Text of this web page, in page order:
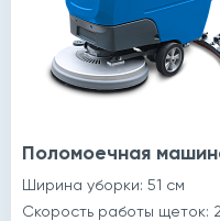
Поломоечная
Ширина уборки: 51 см
Скорость работы щеток: